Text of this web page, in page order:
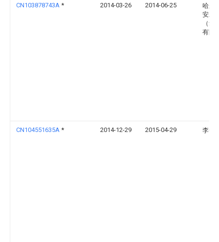
CN103878743A * 2014-03-26 2014-06-25
哈尔
安发
（集
有限
CN104551635A * 2014-12-29 2015-04-29 李一